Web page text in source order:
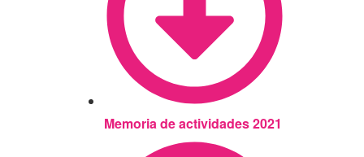
Memoria de actividades 2021